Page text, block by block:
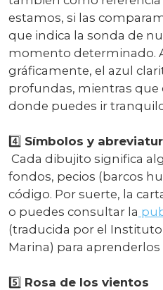
estamos, si las
que indica la sonda de
momento determinado.
gráficamente, el azul
profundas, mientras que
donde puedes ir
4️⃣ Símbolos y
Cada dibujito significa
fondos, pecios (barcos
código. Por suerte, la
o puedes consultar la
(traducida por el
Marina) para aprenderlos
5️⃣ Rosa de los vientos